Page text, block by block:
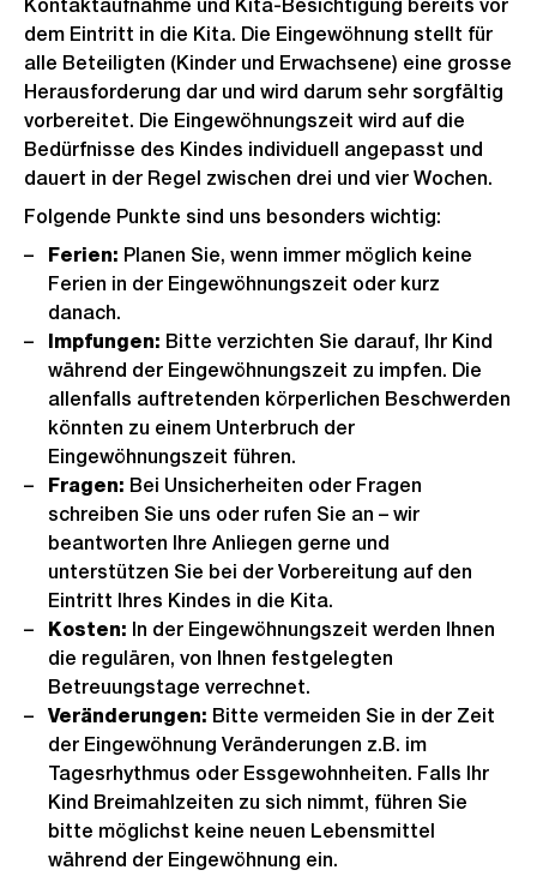
Kontaktaufnahme und Kita-Besichtigung bereits vor
dem Eintritt in die Kita. Die Eingewöhnung stellt für
alle Beteiligten (Kinder und Erwachsene) eine grosse
Herausforderung dar und wird darum sehr sorgfältig
vorbereitet. Die Eingewöhnungszeit wird auf die
Bedürfnisse des Kindes individuell angepasst und
dauert in der Regel zwischen drei und vier Wochen.
Folgende Punkte sind uns besonders wichtig:
Ferien: Planen Sie, wenn immer möglich keine
Ferien in der Eingewöhnungszeit oder kurz
danach.
Impfungen: Bitte verzichten Sie darauf, Ihr Kind
während der Eingewöhnungszeit zu impfen. Die
allenfalls auftretenden körperlichen Beschwerden
könnten zu einem Unterbruch der
Eingewöhnungszeit führen.
Fragen: Bei Unsicherheiten oder Fragen
schreiben Sie uns oder rufen Sie an – wir
beantworten Ihre Anliegen gerne und
unterstützen Sie bei der Vorbereitung auf den
Eintritt Ihres Kindes in die Kita.
Kosten: In der Eingewöhnungszeit werden Ihnen
die regulären, von Ihnen festgelegten
Betreuungstage verrechnet.
Veränderungen: Bitte vermeiden Sie in der Zeit
der Eingewöhnung Veränderungen z.B. im
Tagesrhythmus oder Essgewohnheiten. Falls Ihr
Kind Breimahlzeiten zu sich nimmt, führen Sie
bitte möglichst keine neuen Lebensmittel
während der Eingewöhnung ein.